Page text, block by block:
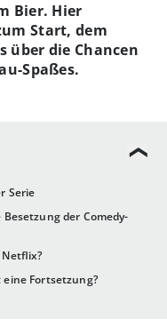
Serie
der Comedy-
Fortsetzung?
Bier. Hier
Start, dem
über die Chancen
Spaßes.